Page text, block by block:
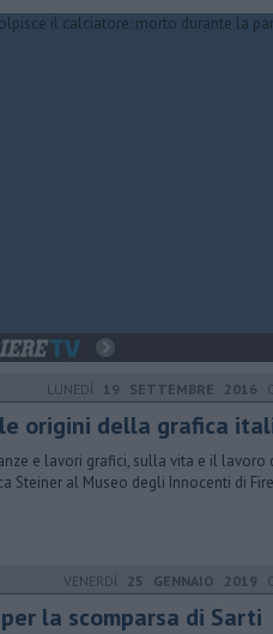
LUNEDÌ 19 SETTEMBRE 2016
origini della grafica
e lavori grafici, sulla vita e il lavoro
Steiner al Museo degli Innocenti di
VENERDÌ 25 GENNAIO 2019
la scomparsa di Sarti